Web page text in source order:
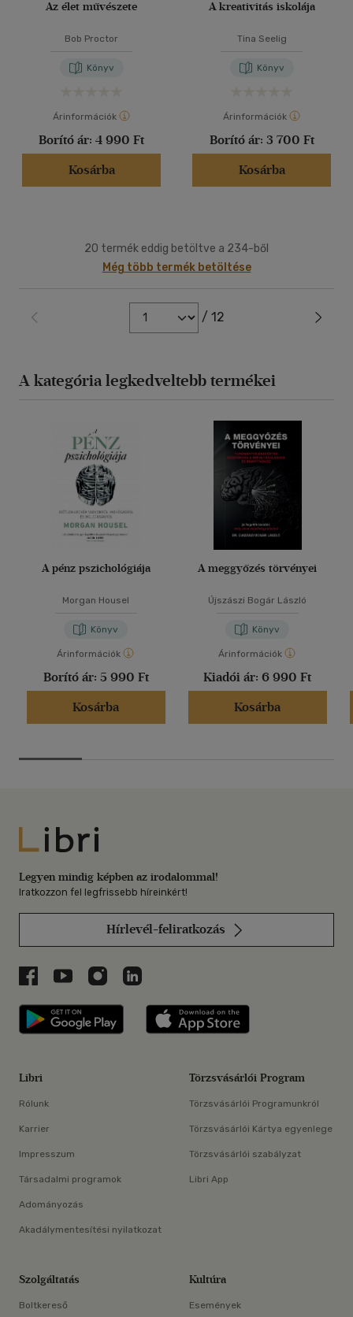
Az élet művészete
Bob Proctor
Könyv
Árinformációk
Borító ár: 4 990 Ft
Kosárba
A kreativitás iskolája
Tina Seelig
Könyv
Árinformációk
Borító ár: 3 700 Ft
Kosárba
20 termék eddig betöltve a 234-ből
Még több termék betöltése
/ 12
A kategória legkedveltebb termékei
A pénz pszichológiája
Morgan Housel
Könyv
Árinformációk
Borító ár: 5 990 Ft
Kosárba
A meggyőzés törvényei
Újszászi Bogár László
Könyv
Árinformációk
Kiadói ár: 6 990 Ft
Kosárba
Libri
Legyen mindig képben az irodalommal!
Iratkozzon fel legfrissebb híreinkért!
Hírlevél-feliratkozás
Libri a Facebookon
Libri a Youtube-on
Libri az Instagramon
Libri a LinkedInen
Libri applikáció Szerezd meg: Google
Libri
Rólunk
Karrier
Impresszum
Társadalmi programok
Adományozás
Akadálymentesítési nyilatkozat
Törzsvásárlói Program
Törzsvásárlói Programunkról
Törzsvásárlói Kártya egyenlege
Törzsvásárlói szabályzat
Libri App
Szolgáltatás
Boltkereső
Kultúra
Események